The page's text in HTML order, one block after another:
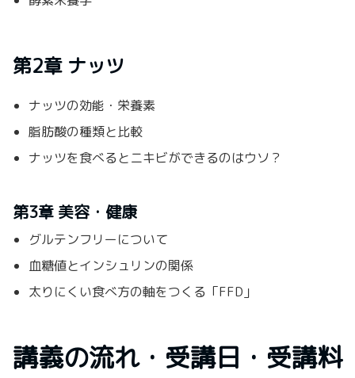
第2章 ナッツ
ナッツの効能・栄養素
脂肪酸の種類と比較
ナッツを食べるとニキビができるのはウソ？
第3章 美容・健康
グルテンフリーについて
血糖値とインシュリンの関係
太りにくい食べ方の軸をつくる「FFD」
講義の流れ・受講日・受講料